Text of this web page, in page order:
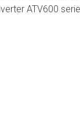
ATV600